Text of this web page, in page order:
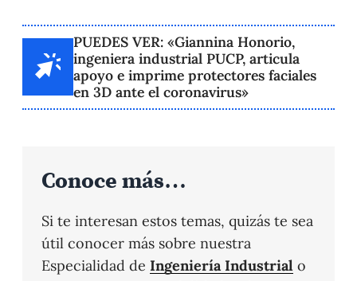
PUEDES VER: «Giannina Honorio,
ingeniera industrial PUCP, articula
apoyo e imprime protectores faciales
en 3D ante el coronavirus»
Conoce más…
Si te interesan estos temas, quizás te sea
útil conocer más sobre nuestra
Especialidad de Ingeniería Industrial o